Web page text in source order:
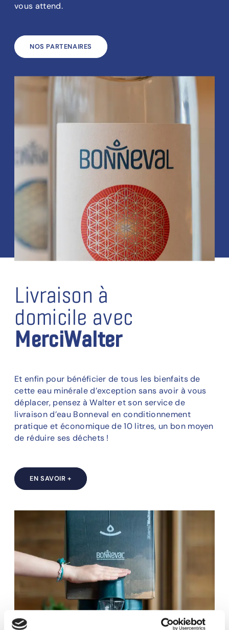
vous attend.
NOS PARTENAIRES
Livraison à
domicile avec
MerciWalter
Et enfin pour bénéficier de tous les bienfaits de
cette eau minérale d’exception sans avoir à vous
déplacer, pensez à Walter et son service de
livraison d’eau Bonneval en conditionnement
pratique et économique de 10 litres, un bon moyen
de réduire ses déchets !
EN SAVOIR +